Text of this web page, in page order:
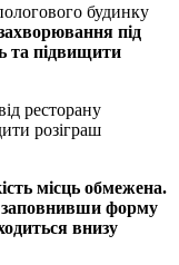
будинку
під
та підвищити
ресторану
розіграш
місць обмежена.
форму
внизу